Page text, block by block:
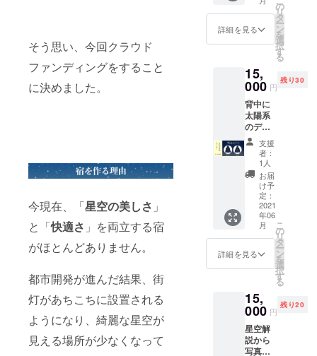
そう思い、今回クラウド
ファンディングをすること
に決めました。
今現在、「星空の美しさ 」
と「快適さ 」を両立する宿
がほとんどありません。
都市開発が進んだ結果、街
灯があちこちに設置される
ようになり、綺麗な星空が
見える場所が少なくなって
ラに星
を写す
ために
天の川
を撮る
は？ ・
流れ星
を撮る
方法 ・
星の軌
跡がグ
ワーっ
て見え
る写真
はどう
やって
撮る
の？ ・
星雲や
は？ ・
季節ご
とのお
すすめ
の被写
一眼レ
フの使
い方か
ら基本
まで網
羅した
写真入
門DVD
です(45
分〜60
分)。以
下に内
容を紹
介しま
す。 <
内容>
☆お礼
の手紙
☆写真
入門
DVD
<DVDの
レフカ
メラの
ついて
・基本
詳細を見る
の
リ
タ
ー
ン
を
選
択
す
る
15,
000 円
残り30
背中に
太陽系
のデザ
インが
入った
ジップ
パー
カー(ネ
イピー)
です。
サイズ
(S〜XL)
をお選
びくだ
さい。
の手紙
☆太陽
系パー
カー 余
計な文
字など
支援
者：
1人
お届
け予
定：
2021
年06
月
詳細を見る
こ
の
リ
タ
ー
ン
を
選
択
す
る
15,
000 円
残り20
星空解
説から
写真の